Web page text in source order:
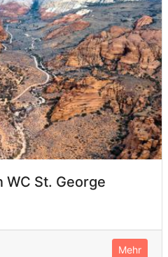
WC St. George
Mehr